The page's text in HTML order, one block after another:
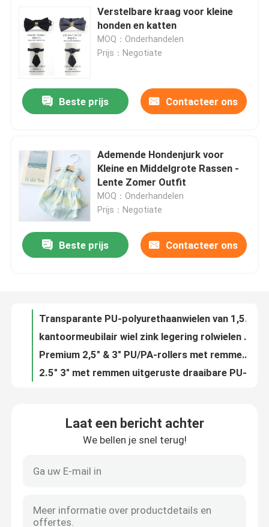
Thuis
Producten
Over ons
Kwaliteitscontrole
Contacteer ons
kantoorprinter
Koelschroeftransmissiecomponent
Verstelbare kraag voor kleine
honden en katten
MOQ：Onderhandelen
Prijs：Negotiate
Beste prijs Contacteer ons
Ademende Hondenjurk voor
Kleine en Middelgrote Rassen -
Lente Zomer Outfit
MOQ：Onderhandelen
Prijs：Negotiate
Beste prijs Contacteer ons
Transparante PU-polyurethaanwielen van 1,5" tot 4"
Premium 4-inch L-as polyurethaan draaiende geremsde rollen voor kantoormeubilair en kasten
Efficiënte TPR-swivelrollers voor de lichte industrie: 2 " en 3 " wielen voor een soepele en duurzame trolleybeweging
Laat een bericht achter
We bellen je snel terug!